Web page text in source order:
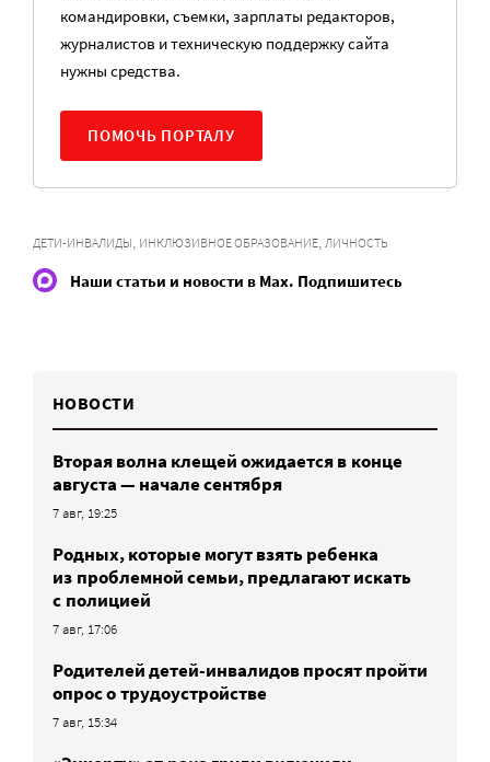
командировки, съемки, зарплаты редакторов,
журналистов и техническую поддержку сайта
нужны средства.
ПОМОЧЬ ПОРТАЛУ
ДЕТИ-ИНВАЛИДЫ, ИНКЛЮЗИВНОЕ ОБРАЗОВАНИЕ, ЛИЧНОСТЬ
Наши статьи и новости в Max. Подпишитесь
НОВОСТИ
Вторая волна клещей ожидается в конце
августа — начале сентября
7 авг, 19:25
Родных, которые могут взять ребенка
из проблемной семьи, предлагают искать
с полицией
7 авг, 17:06
Родителей детей-инвалидов просят пройти
опрос о трудоустройстве
7 авг, 15:34